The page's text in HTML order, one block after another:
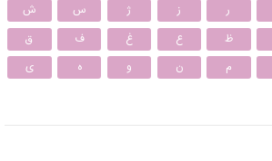
ر ز ژ س
ش
ظ ع غ ف
ق
م ن و ه ی